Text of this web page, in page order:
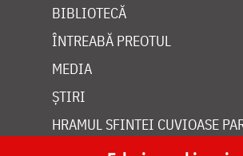
BIBLIOTECĂ
ÎNTREABĂ PREOTUL
MEDIA
ȘTIRI
HRAMUL SFINTEI CUVIOASE